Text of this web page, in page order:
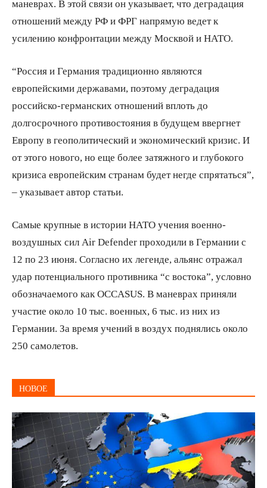
маневрах. В этой связи он указывает, что деградация
отношений между РФ и ФРГ напрямую ведет к
усилению конфронтации между Москвой и НАТО.
“Россия и Германия традиционно являются
европейскими державами, поэтому деградация
российско-германских отношений вплоть до
долгосрочного противостояния в будущем ввергнет
Европу в геополитический и экономический кризис. И
от этого нового, но еще более затяжного и глубокого
кризиса европейским странам будет негде спрятаться”,
– указывает автор статьи.
Самые крупные в истории НАТО учения военно-
воздушных сил Air Defender проходили в Германии с
12 по 23 июня. Согласно их легенде, альянс отражал
удар потенциального противника “с востока”, условно
обозначаемого как OCCASUS. В маневрах приняли
участие около 10 тыс. военных, 6 тыс. из них из
Германии. За время учений в воздух поднялись около
250 самолетов.
НОВОЕ